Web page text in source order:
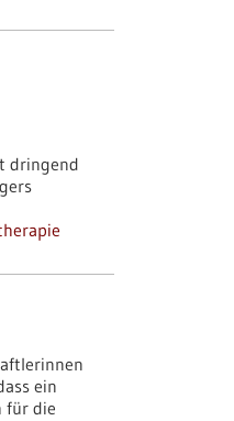
dringend
ein
für die